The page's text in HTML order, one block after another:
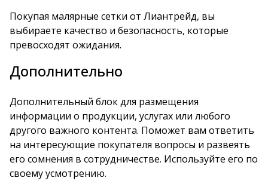
Покупая малярные сетки от Лиантрейд, вы
выбираете качество и безопасность, которые
превосходят ожидания.
Дополнительно
Дополнительный блок для размещения
информации о продукции, услугах или любого
другого важного контента. Поможет вам ответить
на интересующие покупателя вопросы и развеять
его сомнения в сотрудничестве. Используйте его по
своему усмотрению.